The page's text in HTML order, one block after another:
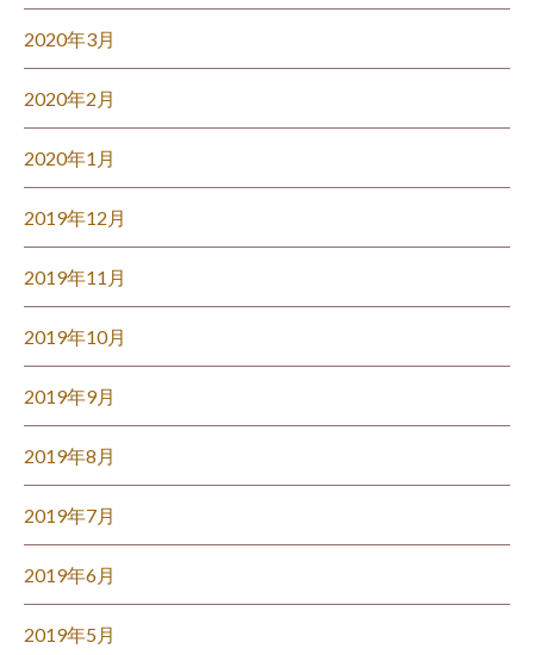
2020年3月
2020年2月
2020年1月
2019年12月
2019年11月
2019年10月
2019年9月
2019年8月
2019年7月
2019年6月
2019年5月